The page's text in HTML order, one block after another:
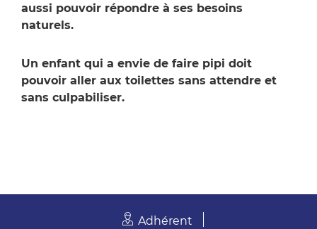
aussi pouvoir répondre à ses besoins
naturels.
Un enfant qui a envie de faire pipi doit
pouvoir aller aux toilettes sans attendre et
sans culpabiliser.
Adhérent